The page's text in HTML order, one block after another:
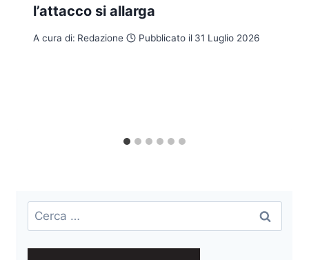
l’attacco si allarga
A cura di: Redazione Pubblicato il 31 Luglio 2026
Ricerca
per: